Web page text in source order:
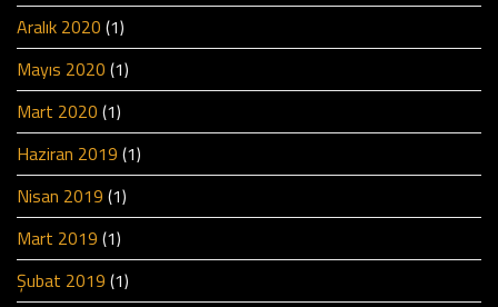
Aralık 2020 (1)
Mayıs 2020 (1)
Mart 2020 (1)
Haziran 2019 (1)
Nisan 2019 (1)
Mart 2019 (1)
Şubat 2019 (1)